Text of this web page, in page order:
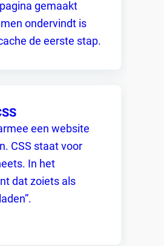
gemaakt
ondervindt is
de eerste stap.
een website
CSS staat voor
In het
dat zoiets als